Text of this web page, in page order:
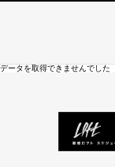
データを取得できませんでした